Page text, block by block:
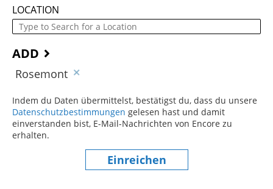
LOCATION
ADD
Rosemont
Indem du Daten übermittelst, bestätigst du, dass du unsere
Datenschutzbestimmungen (dieser Inhalt öffnet sich in einem
gelesen hast und damit
einverstanden bist, E-Mail-Nachrichten von Encore zu
erhalten.
Einreichen